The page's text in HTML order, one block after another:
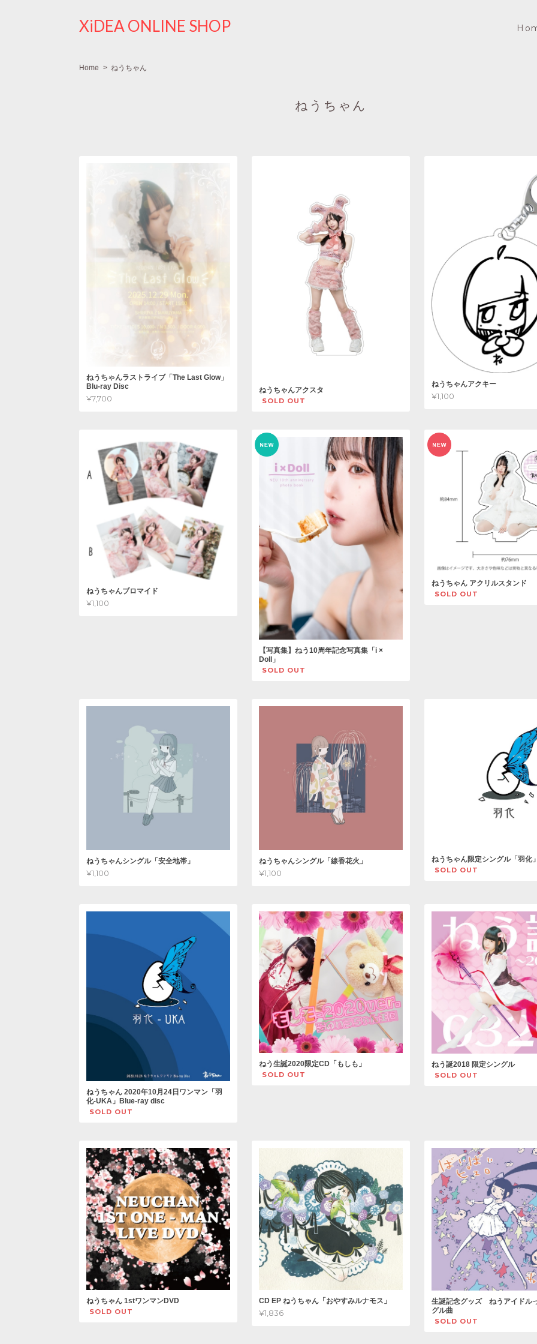
XiDEA ONLINE SHOP
Home ねうちゃん
ねうちゃん
ねうちゃんラストライブ「The Last Glow」
Blu-ray Disc
¥7,700
ねうちゃんアクスタ
SOLD OUT
ねうちゃんアクキー
¥1,100
ねうちゃんブロマイド
¥1,100
【写真集】ねう10周年記念写真集「i ×
Doll」
SOLD OUT
ねうちゃん アクリルスタンド
SOLD OUT
ねうちゃんシングル「安全地帯」
¥1,100
ねうちゃんシングル「線香花火」
¥1,100
ねうちゃん限定シングル「羽化
SOLD OUT
ねうちゃん 2020年10月24日ワンマン「羽
化-UKA」Blue-ray disc
SOLD OUT
ねう生誕2020限定CD「もしも」
SOLD OUT
ねう誕2018 限定シングル
SOLD OUT
ねうちゃん 1stワンマンDVD
SOLD OUT
CD EP ねうちゃん「おやすみルナモス」
¥1,836
生誕記念グッズ ねうアイドル
グル曲
SOLD OUT